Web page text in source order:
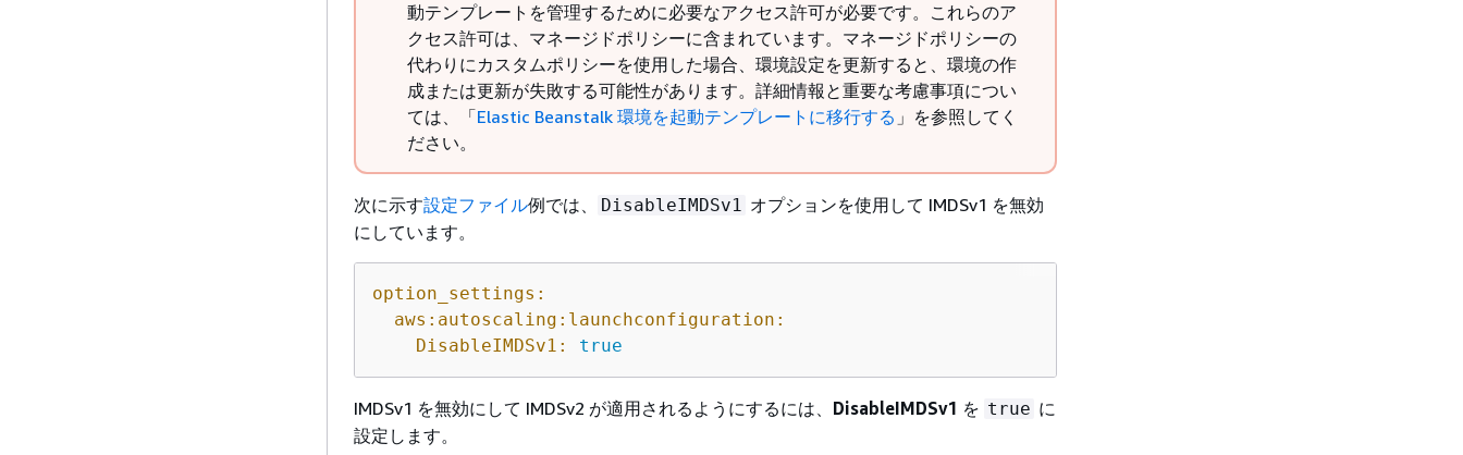
動テンプレートを管理するために必要なアクセス許可が必要です。これらのア
クセス許可は、マネージドポリシーに含まれています。マネージドポリシーの
代わりにカスタムポリシーを使用した場合、環境設定を更新すると、環境の作
成または更新が失敗する可能性があります。詳細情報と重要な考慮事項につい
ては、「Elastic Beanstalk 環境を起動テンプレートに移行する 」を参照してく
ださい。
次に示す設定ファイル例では、 DisableIMDSv1 オプションを使用して IMDSv1 を無効
にしています。
option_settings:
aws:autoscaling:launchconfiguration:
DisableIMDSv1:
true
IMDSv1 を無効にして IMDSv2 が適用されるようにするには、 DisableIMDSv1 を true に
設定します。